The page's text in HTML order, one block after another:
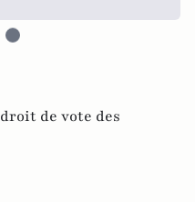
droit de vote des